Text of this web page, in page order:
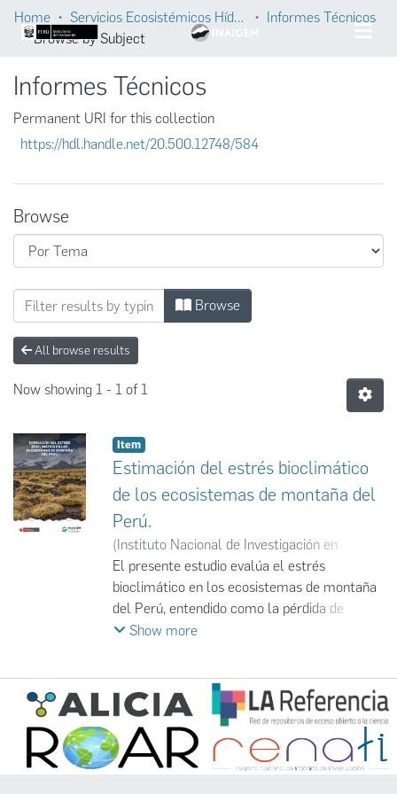
Home Servicios Ecosistémicos Hídricos
Informes Técnicos
Browse by Subject
Informes Técnicos
Permanent URI for this collection
https://hdl.handle.net/20.500.12748/584
Browse
Browsing Informes Técnicos by Subject
Browse
All browse results
Now showing 1 - 1 of 1
Item
Estimación del estrés bioclimático
de los ecosistemas de montaña del
Perú.
(Instituto Nacional de Investigación en
Glaciares y Ecosistemas de Montaña
03)Instituto Nacional de Investigación en
Glaciares y Ecosistemas de Montaña;
INAIGEM
El presente estudio evalúa el estrés
bioclimático en los ecosistemas de montaña
del Perú, entendido como la pérdida de
correspondencia entre las condiciones
ecosistemas ubicados por encima de los
2500 m s. n. m., considerando variables
climáticas determinantes como la
temperatura máxima del mes más cálido, la
Show more